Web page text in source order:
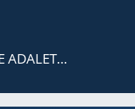
ADA­LET…